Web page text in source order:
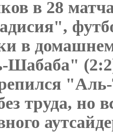
в 28
в
Шабаба"
труда, но